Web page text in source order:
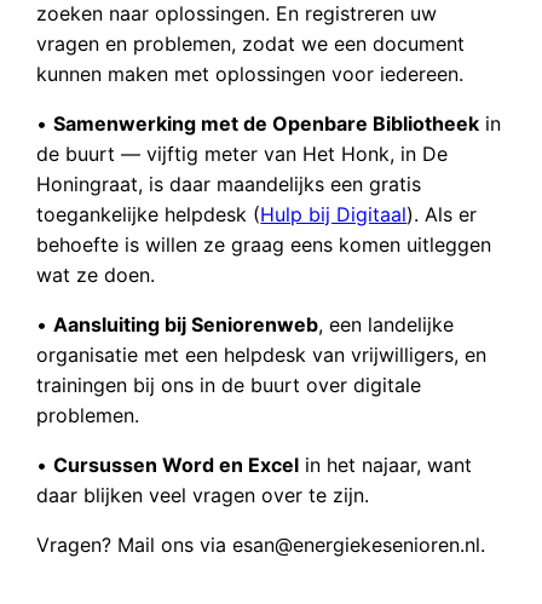
zoeken naar oplossingen. En registreren uw
vragen en problemen, zodat we een document
kunnen maken met oplossingen voor iedereen.
•Samenwerking met de Openbare Bibliotheek in
de buurt — vijftig meter van Het Honk, in De
Honingraat, is daar maandelijks een gratis
toegankelijke helpdesk (Hulp bij Digitaal). Als er
behoefte is willen ze graag eens komen uitleggen
wat ze doen.
•Aansluiting bij Seniorenweb, een landelijke
organisatie met een helpdesk van vrijwilligers, en
trainingen bij ons in de buurt over digitale
problemen.
•Cursussen Word en Excel in het najaar, want
daar blijken veel vragen over te zijn.
Vragen? Mail ons via esan@energiekesenioren.nl.